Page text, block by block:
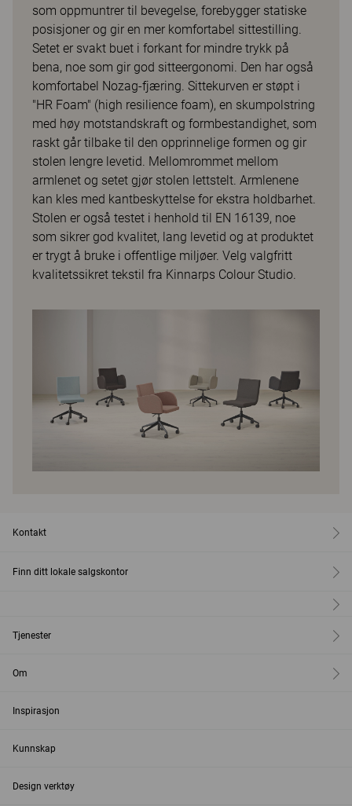
som oppmuntrer til bevegelse, forebygger statiske
posisjoner og gir en mer komfortabel sittestilling.
Setet er svakt buet i forkant for mindre trykk på
bena, noe som gir god sitteergonomi. Den har også
komfortabel Nozag-fjæring. Sittekurven er støpt i
"HR Foam" (high resilience foam), en skumpolstring
med høy motstandskraft og formbestandighet, som
raskt går tilbake til den opprinnelige formen og gir
stolen lengre levetid. Mellomrommet mellom
armlenet og setet gjør stolen lettstelt. Armlenene
kan kles med kantbeskyttelse for ekstra holdbarhet.
Stolen er også testet i henhold til EN 16139, noe
som sikrer god kvalitet, lang levetid og at produktet
er trygt å bruke i offentlige miljøer. Velg valgfritt
kvalitetssikret tekstil fra Kinnarps Colour Studio.
Kontakt
Finn ditt lokale salgskontor
Tjenester
Om
Inspirasjon
Kunnskap
Design verktøy